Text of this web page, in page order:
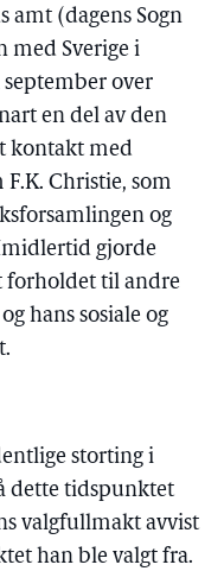
amt (dagens Sogn
med Sverige i
september over
en del av den
kontakt med
Christie, som
og
gjorde
forholdet til andre
hans sosiale og
storting i
dette tidspunktet
valgfullmakt avvist
han ble valgt fra.